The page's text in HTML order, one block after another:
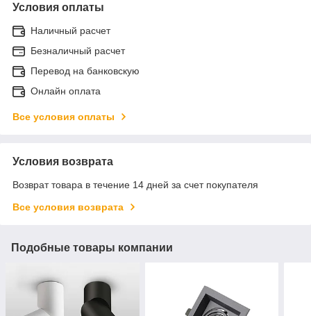
Условия оплаты
Наличный расчет
Безналичный расчет
Перевод на банковскую
Онлайн оплата
Все условия оплаты
Условия возврата
Возврат товара в течение 14 дней за счет покупателя
Все условия возврата
Подобные товары компании